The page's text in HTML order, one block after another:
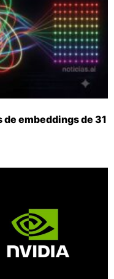
embeddings de 31